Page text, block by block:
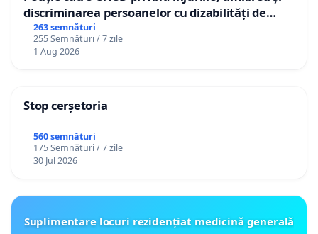
14. Nona Șerbănescu, Asociația pentru Promovarea
Artelor Contemporane
15. Rad Lucian Mihai, artist-păpușar
17. Luiza-Andreea Ghindă - actriță
18. Suzana Dan - Asociația Ephemair
19. Claudia Moroșanu - actriță
20. Radu Catană - actor
21. Ruxandra Ghițescu - regizor
discriminarea persoanelor cu dizabilități de
către utilizatorul TikTok „Gorici”
263 semnături
255 Semnături / 7 zile
1 Aug 2026
Stop cerșetoria
560 semnături
175 Semnături / 7 zile
30 Jul 2026
Suplimentare locuri rezidențiat medicină generală